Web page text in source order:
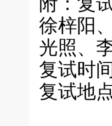
徐梓阳
光照、
复试时
复试地